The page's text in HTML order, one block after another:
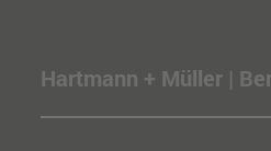
Hartmann + Müller |